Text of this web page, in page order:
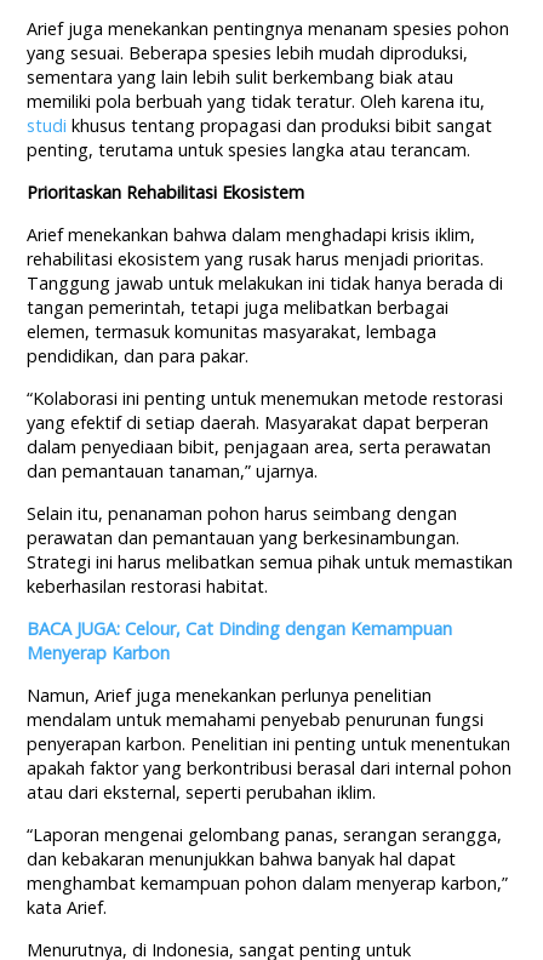
Arief juga menekankan pentingnya menanam spesies pohon
yang sesuai. Beberapa spesies lebih mudah diproduksi,
sementara yang lain lebih sulit berkembang biak atau
memiliki pola berbuah yang tidak teratur. Oleh karena itu,
studi khusus tentang propagasi dan produksi bibit sangat
penting, terutama untuk spesies langka atau terancam.
Prioritaskan Rehabilitasi Ekosistem
Arief menekankan bahwa dalam menghadapi krisis iklim,
rehabilitasi ekosistem yang rusak harus menjadi prioritas.
Tanggung jawab untuk melakukan ini tidak hanya berada di
tangan pemerintah, tetapi juga melibatkan berbagai
elemen, termasuk komunitas masyarakat, lembaga
pendidikan, dan para pakar.
“Kolaborasi ini penting untuk menemukan metode restorasi
yang efektif di setiap daerah. Masyarakat dapat berperan
dalam penyediaan bibit, penjagaan area, serta perawatan
dan pemantauan tanaman,” ujarnya.
Selain itu, penanaman pohon harus seimbang dengan
perawatan dan pemantauan yang berkesinambungan.
Strategi ini harus melibatkan semua pihak untuk memastikan
keberhasilan restorasi habitat.
BACA JUGA: Celour, Cat Dinding dengan Kemampuan
Menyerap Karbon
Namun, Arief juga menekankan perlunya penelitian
mendalam untuk memahami penyebab penurunan fungsi
penyerapan karbon. Penelitian ini penting untuk menentukan
apakah faktor yang berkontribusi berasal dari internal pohon
atau dari eksternal, seperti perubahan iklim.
“Laporan mengenai gelombang panas, serangan serangga,
dan kebakaran menunjukkan bahwa banyak hal dapat
menghambat kemampuan pohon dalam menyerap karbon,”
kata Arief.
Menurutnya, di Indonesia, sangat penting untuk